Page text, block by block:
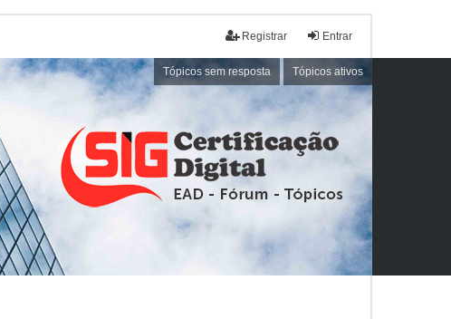
Entrar
Registrar
Tópicos sem resposta Tópicos ativos